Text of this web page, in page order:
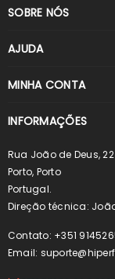
SOBRE NÓS
AJUDA
MINHA CONTA
INFORMAÇÕES
Rua João de Deus, 22
Porto, Porto
Portugal.
Direção técnica:
Contato: +351
Email: